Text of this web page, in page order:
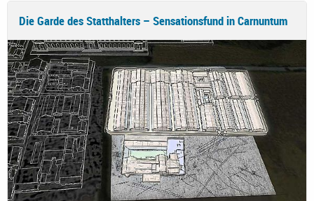
Die Garde des Statthalters – Sensationsfund in Carnuntum